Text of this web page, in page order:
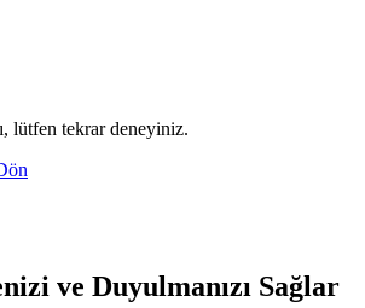
lütfen tekrar deneyiniz.
ve Duyulmanızı Sağlar